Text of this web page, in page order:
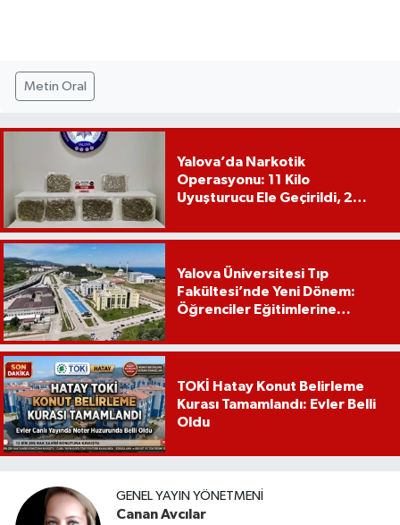
Metin Oral
Yalova’da Narkotik
Operasyonu: 11 Kilo
Uyuşturucu Ele Geçirildi, 2
Yalova Üniversitesi Tıp
Fakültesi’nde Yeni Dönem:
Öğrenciler Eğitimlerine
TOKİ Hatay Konut Belirleme
Kurası Tamamlandı: Evler Belli
Oldu
GENEL YAYIN YÖNETMENI
Canan Avcılar